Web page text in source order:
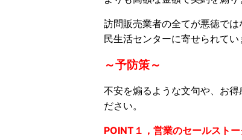
訪問販売業者の全てが悪徳で
民生活センターに寄せられてい
～予防策～
不安を煽るような文句や、お
ださい。
POINT１，営業のセールストー